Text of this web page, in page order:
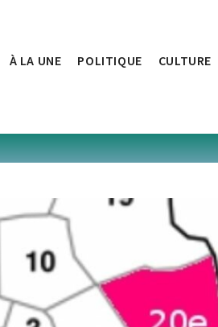
À LA UNE POLITIQUE CULTURE